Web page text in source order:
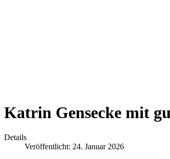
Katrin Gensecke mit
Details
Veröffentlicht: 24. Januar 2026